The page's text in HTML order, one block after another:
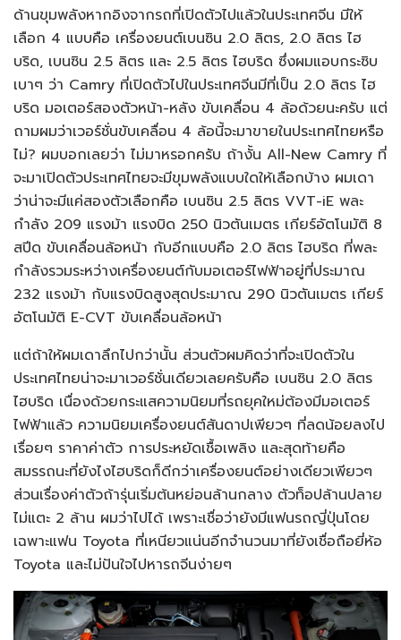
ด้านขุมพลังหากอิงจากรถที่เปิดตัวไปแล้วในประเทศจีน มีให้
เลือก 4 แบบคือ เครื่องยนต์เบนซิน 2.0 ลิตร, 2.0 ลิตร ไฮ
บริด, เบนซิน 2.5 ลิตร และ 2.5 ลิตร ไฮบริด ซึ่งผมแอบกระซิบ
เบาๆ ว่า Camry ที่เปิดตัวไปในประเทศจีนมีที่เป็น 2.0 ลิตร ไฮ
บริด มอเตอร์สองตัวหน้า-หลัง ขับเคลื่อน 4 ล้อด้วยนะครับ แต่
ถามผมว่าเวอร์ชั่นขับเคลื่อน 4 ล้อนี้จะมาขายในประเทศไทยหรือ
ไม่? ผมบอกเลยว่า ไม่มาหรอกครับ ถ้างั้น All-New Camry ที่
จะมาเปิดตัวประเทศไทยจะมีขุมพลังแบบใดให้เลือกบ้าง ผมเดา
ว่าน่าจะมีแค่สองตัวเลือกคือ เบนซิน 2.5 ลิตร VVT-iE พละ
กำลัง 209 แรงม้า แรงบิด 250 นิวตันเมตร เกียร์อัตโนมัติ 8
สปีด ขับเคลื่อนล้อหน้า กับอีกแบบคือ 2.0 ลิตร ไฮบริด ที่พละ
กำลังรวมระหว่างเครื่องยนต์กับมอเตอร์ไฟฟ้าอยู่ที่ประมาณ
232 แรงม้า กับแรงบิดสูงสุดประมาณ 290 นิวตันเมตร เกียร์
อัตโนมัติ E-CVT ขับเคลื่อนล้อหน้า
แต่ถ้าให้ผมเดาลึกไปกว่านั้น ส่วนตัวผมคิดว่าที่จะเปิดตัวใน
ประเทศไทยน่าจะมาเวอร์ชั่นเดียวเลยครับคือ เบนซิน 2.0 ลิตร
ไฮบริด เนื่องด้วยกระแสความนิยมที่รถยุคใหม่ต้องมีมอเตอร์
ไฟฟ้าแล้ว ความนิยมเครื่องยนต์สันดาปเพียวๆ ที่ลดน้อยลงไป
เรื่อยๆ ราคาค่าตัว การประหยัดเชื้อเพลิง และสุดท้ายคือ
สมรรถนะที่ยังไงไฮบริดก็ดีกว่าเครื่องยนต์อย่างเดียวเพียวๆ
ส่วนเรื่องค่าตัวถ้ารุ่นเริ่มต้นหย่อนล้านกลาง ตัวท็อปล้านปลาย
ไม่แตะ 2 ล้าน ผมว่าไปได้ เพราะเชื่อว่ายังมีแฟนรถญี่ปุ่นโดย
เฉพาะแฟน Toyota ที่เหนียวแน่นอีกจำนวนมาที่ยังเชื่อถือยี่ห้อ
Toyota และไม่ปันใจไปหารถจีนง่ายๆ